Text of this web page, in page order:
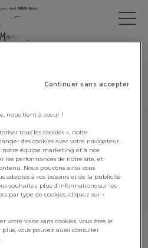
n'est plus active,
offres actuelles,
available anymore,
vacancies,click
et données personnelles
Continuer sans accepter
nous tient à cœur !
tous les cookies », notre
des cookies avec votre navigateur.
équipe marketing et à nos
les performances de notre site, et
Nous pouvons ainsi vous
adaptés à vos besoins et de la publicité
souhaitez plus d'informations sur les
par type de cookies, cliquez sur «
votre visite sans cookies, vous êtes le
vous pouvez aussi consulter